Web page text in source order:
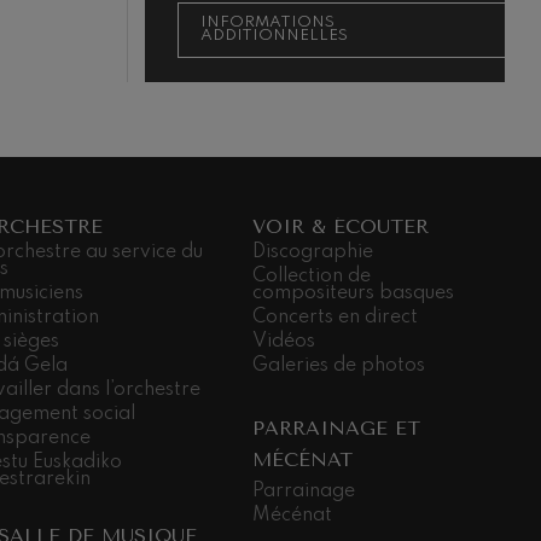
INFORMATIONS
ADDITIONNELLES
au service du
sièges
Gela
dans l’orchestre
social
Euskadiko
DE MUSIQUE
VOIR & ÉCOUTER
Discographie
Collection de
compositeurs basques
Concerts en direct
Vidéos
Galeries de photos
PARRAINAGE ET
MÉCÉNAT
Parrainage
Mécénat